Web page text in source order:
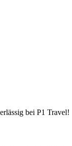
bei P1 Travel!